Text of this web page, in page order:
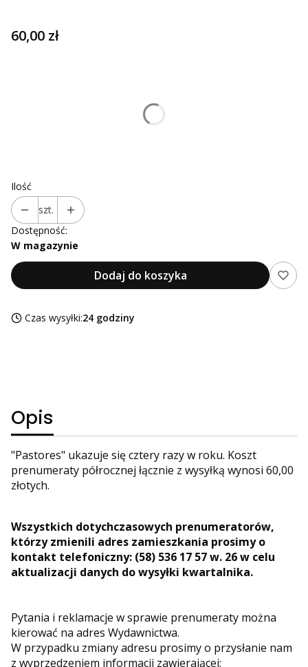
Cena
60,00 zł
Ilość
szt.
Dostępność:
W magazynie
Dodaj do koszyka
Czas wysyłki:24 godziny
Opis
"Pastores" ukazuje się cztery razy w roku. Koszt
prenumeraty półrocznej łącznie z wysyłką wynosi 60,00
złotych.
Wszystkich dotychczasowych prenumeratorów,
którzy zmienili adres zamieszkania prosimy o
kontakt telefoniczny: (58) 536 17 57 w. 26 w celu
aktualizacji danych do wysyłki kwartalnika.
Pytania i reklamacje w sprawie prenumeraty można
kierować na adres Wydawnictwa.
W przypadku zmiany adresu prosimy o przysłanie nam
z wyprzedzeniem informacji zawierającej: